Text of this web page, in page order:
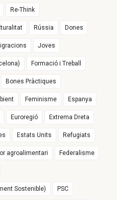
Re-Think
Rússia Dones
Joves
Formació i Treball
Bones Pràctiques
Feminisme Espanya
Euroregió Extrema Dreta
Estats Units Refugiats
agroalimentari Federalisme
Sostenible) PSC